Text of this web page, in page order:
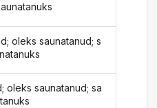
oleks saunatanud; s
oleks saunatanud; sa